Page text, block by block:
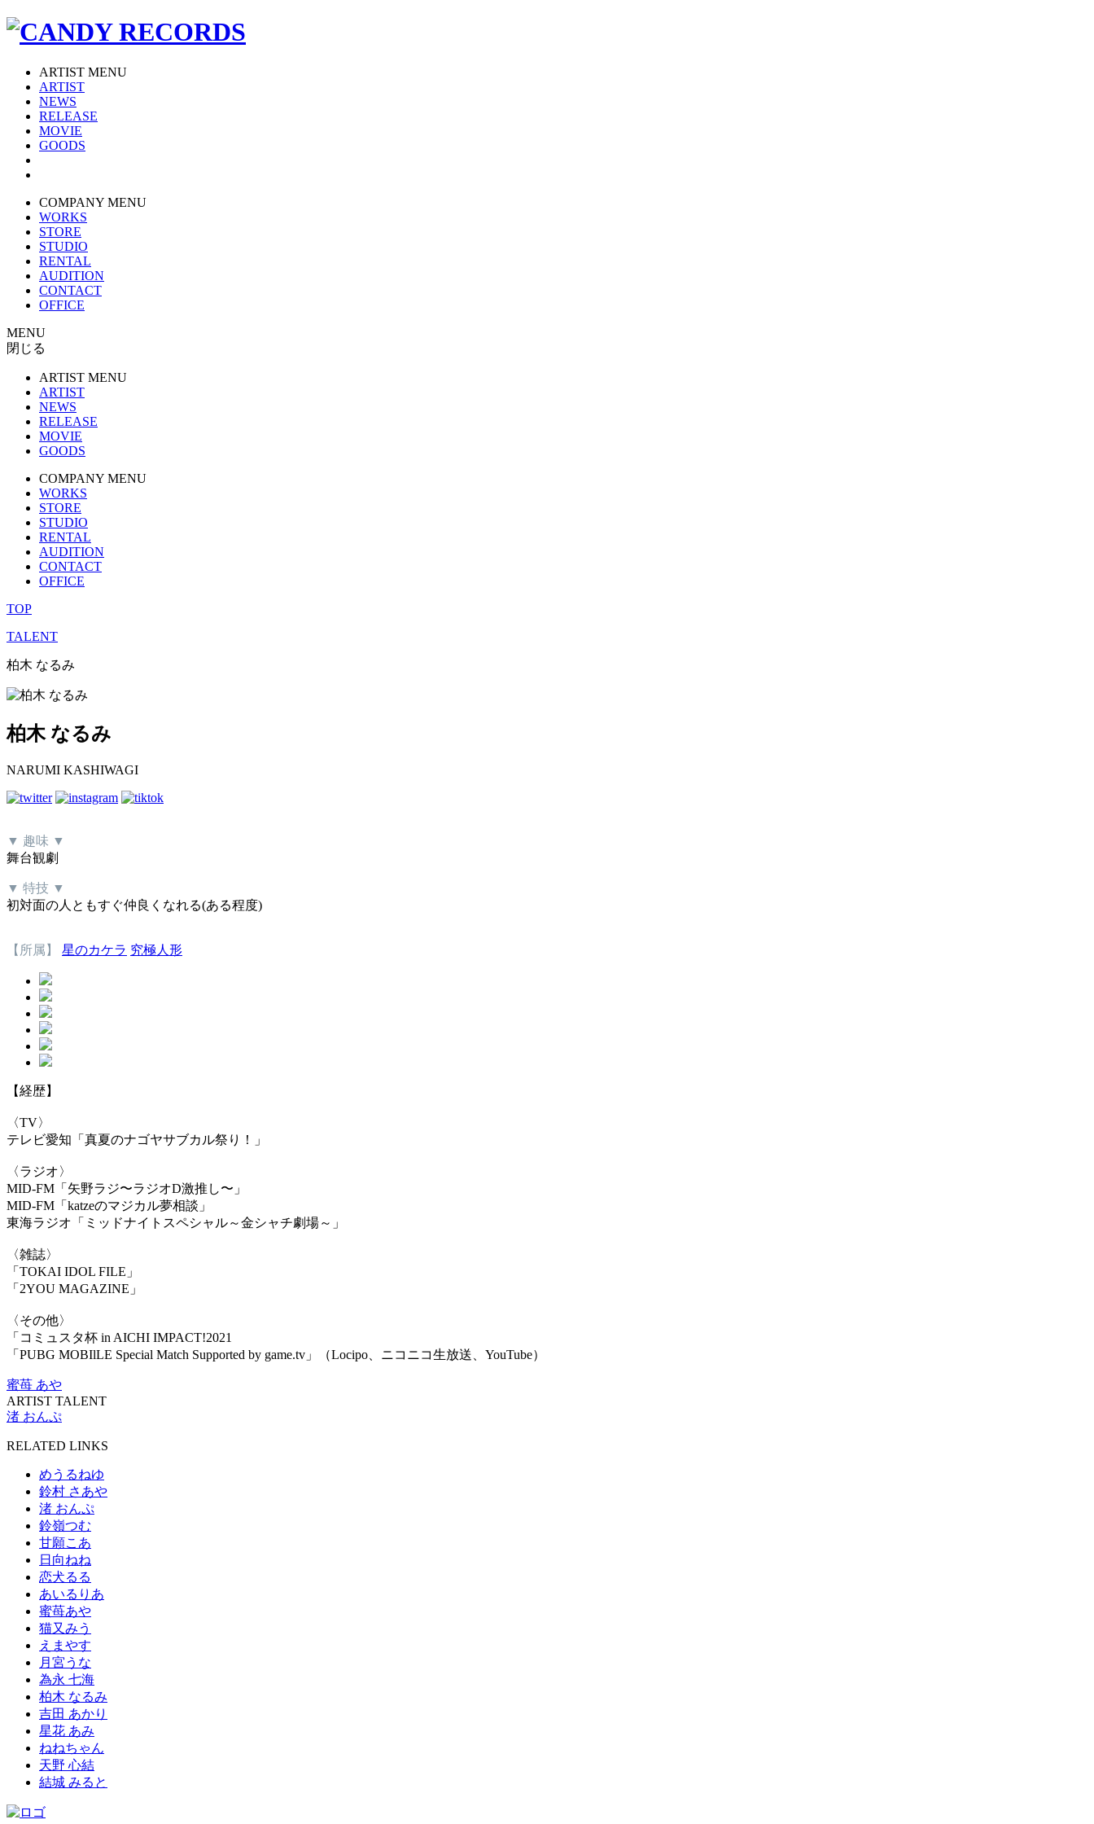
ARTIST MENU
ARTIST
NEWS
RELEASE
MOVIE
GOODS
COMPANY MENU
WORKS
STORE
STUDIO
RENTAL
AUDITION
CONTACT
OFFICE
MENU
閉じる
ARTIST MENU
ARTIST
NEWS
RELEASE
MOVIE
GOODS
COMPANY MENU
WORKS
STORE
STUDIO
RENTAL
AUDITION
CONTACT
OFFICE
TOP
TALENT
柏木 なるみ
柏木 なるみ
NARUMI KASHIWAGI
▼ 趣味 ▼
舞台観劇
▼ 特技 ▼
初対面の人ともすぐ仲良くなれる(ある程度)
【所属】 星のカケラ 究極人形
【経歴】
〈TV〉
テレビ愛知「真夏のナゴヤサブカル祭り！」
〈ラジオ〉
MID-FM「矢野ラジ〜ラジオD激推し〜」
MID-FM「katzeのマジカル夢相談」
東海ラジオ「ミッドナイトスペシャル～金シャチ劇場～」
〈雑誌〉
「TOKAI IDOL FILE」
「2YOU MAGAZINE」
〈その他〉
「コミュスタ杯 in AICHI IMPACT!2021
「PUBG MOBIlLE Special Match Supported by game.tv」（Locipo、ニコニコ生放送、YouTube）
蜜苺 あや
ARTIST TALENT
渚 おんぷ
RELATED LINKS
めうるねゆ
鈴村 さあや
渚 おんぷ
鈴嶺つむ
甘願こあ
日向ねね
恋犬るる
あいるりあ
蜜苺あや
猫又みう
えまやす
月宮うな
為永 七海
柏木 なるみ
吉田 あかり
星花 あみ
ねねちゃん
天野 心結
結城 みると